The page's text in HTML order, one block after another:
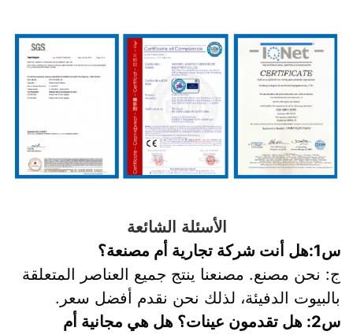
الأسئلة الشائعة
س1:هل أنت شركة تجارية أم مصنعة؟
بالبيوت الدفيئة، لذلك نحن نقدم أفضل سعر.